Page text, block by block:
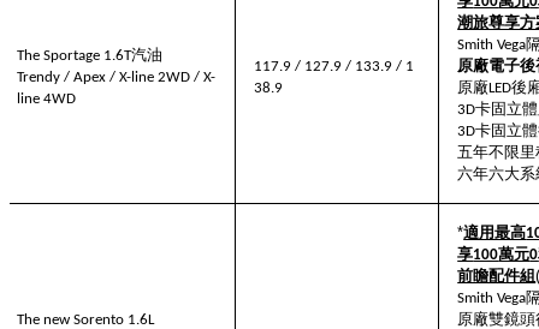
The Sportage 1.6T汽油
Trendy / Apex / X-line 2WD /X-
line 4WD
117.9 / 127.9 / 133.9 / 1
38.9
潮旅尊享方
Smith Vega
原廠電子
原廠LED後
3D卡固立
3D卡固立
五年不限
六年六大
The new Sorento 1.6L
*適用最高
享100萬元0
前瞻配件組
Smith Vega
原廠雙鏡